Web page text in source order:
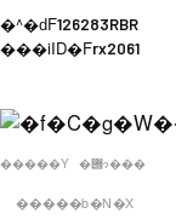
�^�ԁF126283RBR
���iID�Frx2061
�����Y �݌ɂ���
�����b�N�X